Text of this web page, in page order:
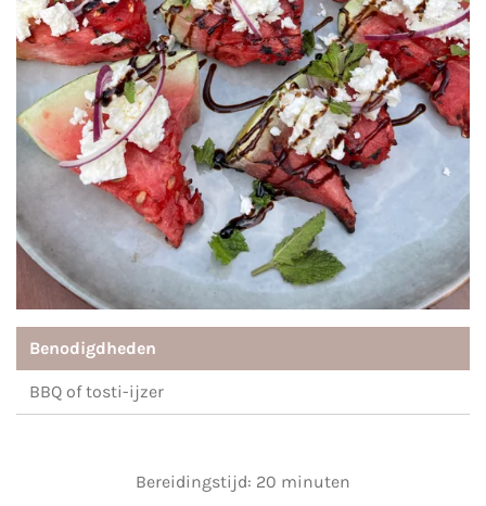
Benodigdheden
BBQ of tosti-ijzer
Bereidingstijd: 20 minuten